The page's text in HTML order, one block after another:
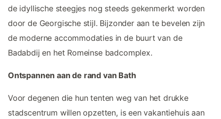
de idyllische steegjes nog steeds gekenmerkt worden
door de Georgische stijl. Bijzonder aan te bevelen zijn
de moderne accommodaties in de buurt van de
Badabdij en het Romeinse badcomplex.
Ontspannen aan de rand van Bath
Voor degenen die hun tenten weg van het drukke
stadscentrum willen opzetten, is een vakantiehuis aan